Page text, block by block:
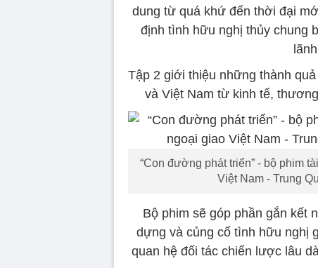
dung từ quá khứ đến thời đại
định tình hữu nghị thủy chung
Tập 2 giới thiệu những thành
và Việt Nam từ kinh tế,
“Con đường phát triển” - bộ phim
Việt Nam - Trung
Bộ phim sẽ góp phần gắn kết
dựng và củng cố tình hữu nghị
quan hệ đối tác chiến lược lâu